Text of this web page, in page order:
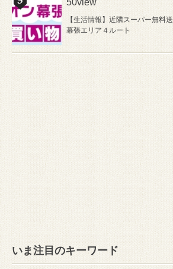
【生活情報】近隣スーパー無料
幕張エリア４ルート
いま注目のキーワード